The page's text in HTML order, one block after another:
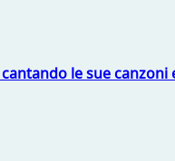
le sue